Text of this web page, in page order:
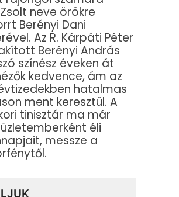
neve örökre
Berényi Dani
Az R. Kárpáti Péter
Berényi András
színész éveken át
kedvence, ám az
hatalmas
ment keresztül. A
tinisztár ma már
éli
messze a